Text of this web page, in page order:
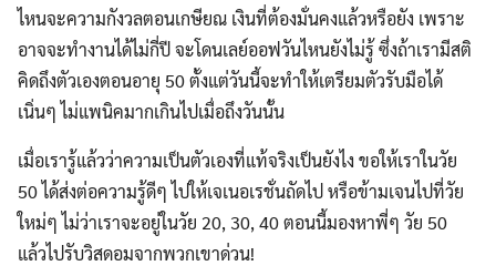
ไหนจะความกังวลตอนเกษียณ เงินที่ต้องมั่นคงแล้วหรือยัง เพราะ
อาจจะทำงานได้ไม่กี่ปี จะโดนเลย์ออฟวันไหนยังไม่รู้ ซึ่งถ้าเรามีสติ
คิดถึงตัวเองตอนอายุ 50 ตั้งแต่วันนี้จะทำให้เตรียมตัวรับมือได้
เนิ่นๆ ไม่แพนิคมากเกินไปเมื่อถึงวันนั้น
เมื่อเรารู้แล้วว่าความเป็นตัวเองที่แท้จริงเป็นยังไง ขอให้เราในวัย
50 ได้ส่งต่อความรู้ดีๆ ไปให้เจเนอเรชั่นถัดไป หรือข้ามเจนไปที่วัย
ใหม่ๆ ไม่ว่าเราจะอยู่ในวัย 20, 30, 40 ตอนนี้มองหาพี่ๆ วัย 50
แล้วไปรับวิสดอมจากพวกเขาด่วน!